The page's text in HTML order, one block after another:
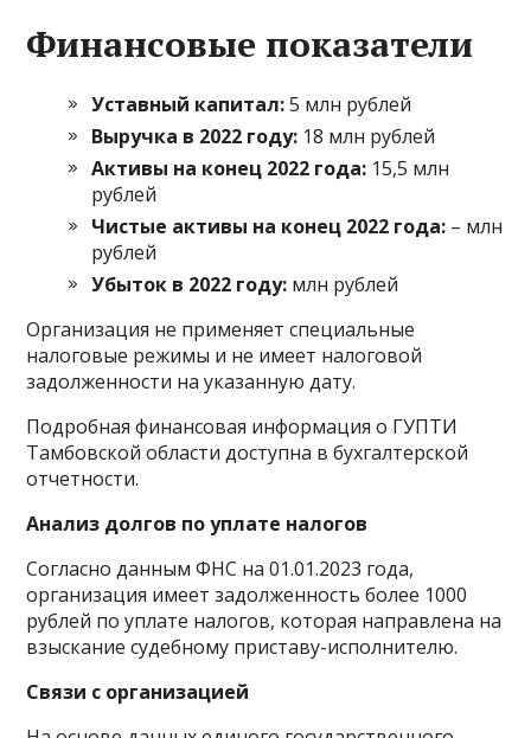
Финансовые показатели
Уставный капитал:5 млн рублей
Выручка в 2022 году: 18 млн рублей
Активы на конец 2022 года: 15,5 млн
рублей
Чистые активы на конец 2022 года: – млн
рублей
Убыток в 2022 году: млн рублей
Организация не применяет специальные
налоговые режимы и не имеет налоговой
задолженности на указанную дату.
Подробная финансовая информация о ГУПТИ
Тамбовской области доступна в бухгалтерской
отчетности.
Анализ долгов по уплате налогов
Согласно данным ФНС на 01.01.2023 года,
организация имеет задолженность более 1000
рублей по уплате налогов, которая направлена на
взыскание судебному приставу-исполнителю.
Связи с организацией